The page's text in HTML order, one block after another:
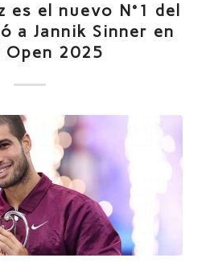
es el nuevo N°1 del
a Jannik Sinner en
Open 2025